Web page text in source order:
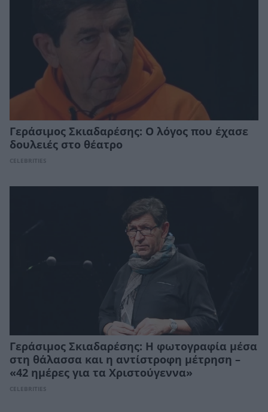
Γεράσιμος Σκιαδαρέσης: Ο λόγος που έχασε
δουλειές στο θέατρο
CELEBRITIES
Γεράσιμος Σκιαδαρέσης: Η φωτογραφία μέσα
στη θάλασσα και η αντίστροφη μέτρηση –
«42 ημέρες για τα Χριστούγεννα»
CELEBRITIES